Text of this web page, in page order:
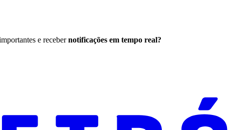
e receber notificações em tempo real?